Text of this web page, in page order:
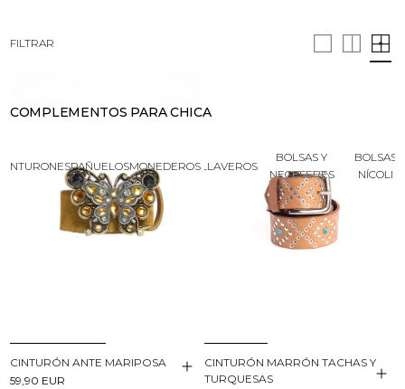
COMPLEMENTOS PARA CHICA
CINTURONESPAÑUELOSMONEDEROS LLAVEROS
BOLSAS Y
NECESERES
BOLSAS
NÍCOLI
FILTRAR
CINTURÓN ANTE MARIPOSA
59,90 EUR
CINTURÓN MARRÓN TACHAS Y
TURQUESAS